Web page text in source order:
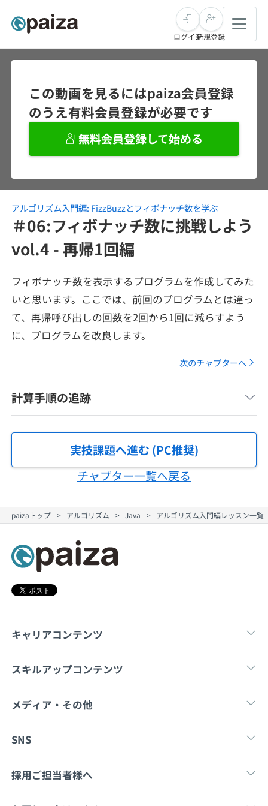
求人検索
インタビュー
転職成功ガイド
転職エージェント
未経験転職
インタビュー
転職成功ガイド
本選考
インターン
新卒エージェント
イベント・セミナー
就活成功ガイド
学習
講座一覧
問題集
4択課題
ナレッジ
プラン
個人向けプラン
法人向けプラン
契約内容・クーポン
スキルチェック
プログラミング言語
SQL
評価結果一覧
ゲーム・マンガ
メディア
Tech Team Journal
ログイン新規登録
この動画を見るにはpaiza会員登録
のうえ有料会員登録が必要です
無料会員登録して始める
アルゴリズム入門編: FizzBuzzとフィボナッチ数を学ぶ
＃06:フィボナッチ数に挑戦しよう
vol.4 - 再帰1回編
フィボナッチ数を表示するプログラムを作成してみた
いと思います。ここでは、前回のプログラムとは違っ
て、再帰呼び出しの回数を2回から1回に減らすよう
に、プログラムを改良します。
次のチャプターへ
計算手順の追跡
実技課題へ進む (PC推奨)
チャプター一覧へ戻る
paizaトップ アルゴリズム Java アルゴリズム入門編レッスン一覧
キャリアコンテンツ
転職・キャリア 新卒就
スキルアップコンテンツ
学習 マンガ・ゲーム
メディア・その他
Tech Team Journal note
SNS
X
採用ご担当者様へ